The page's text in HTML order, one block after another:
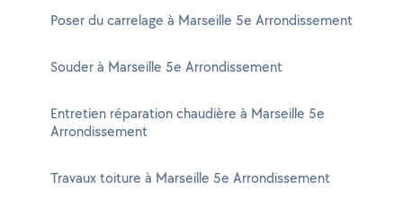
Poser du carrelage à Marseille 5e Arrondissement
Souder à Marseille 5e Arrondissement
Entretien réparation chaudière à Marseille 5e
Arrondissement
Travaux toiture à Marseille 5e Arrondissement